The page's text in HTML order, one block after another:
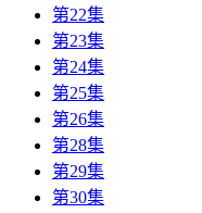
第22集
第23集
第24集
第25集
第26集
第28集
第29集
第30集